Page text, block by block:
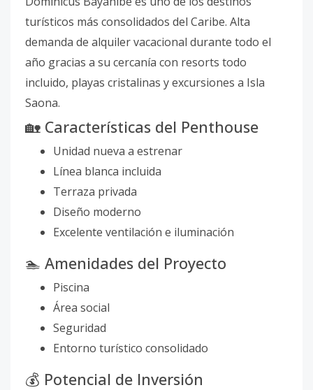
turísticos más consolidados del Caribe. Alta
demanda de alquiler vacacional durante todo el
año gracias a su cercanía con resorts todo
incluido, playas cristalinas y excursiones a Isla
Saona.
🏡 Características del Penthouse
Unidad nueva a estrenar
Línea blanca incluida
Terraza privada
Diseño moderno
Excelente ventilación e iluminación
🏊 Amenidades del Proyecto
Piscina
Área social
Seguridad
Entorno turístico consolidado
💰 Potencial de Inversión